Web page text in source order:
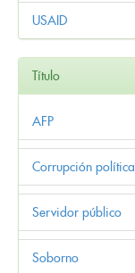
USAID
Título
AFP
Corrupción política
Servidor público
Soborno